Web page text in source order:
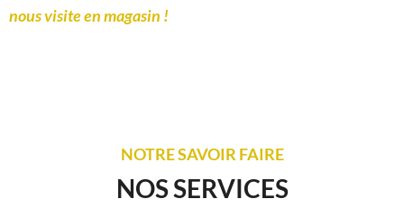
nous visite en magasin !
NOTRE SAVOIR FAIRE
NOS SERVICES